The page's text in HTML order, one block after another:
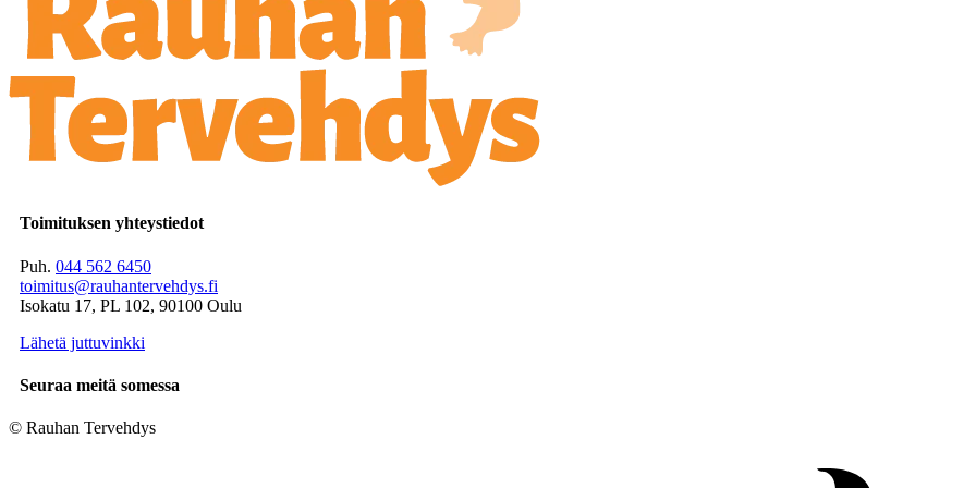
Toimituksen yhteystiedot
Puh. 044 562 6450
toimitus@rauhantervehdys.fi
Isokatu 17, PL 102, 90100 Oulu
Lähetä juttuvinkki
Seuraa meitä somessa
© Rauhan Tervehdys